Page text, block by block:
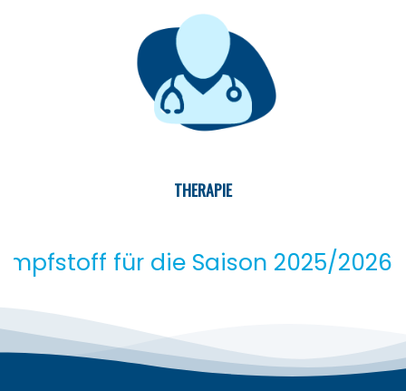
THERAPIE
für die Saison 2025/2026 steht